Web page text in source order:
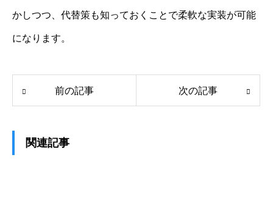
かしつつ、代替策も知っておくことで柔軟な実装が可能
になります。
前の記事 次の記事
関連記事